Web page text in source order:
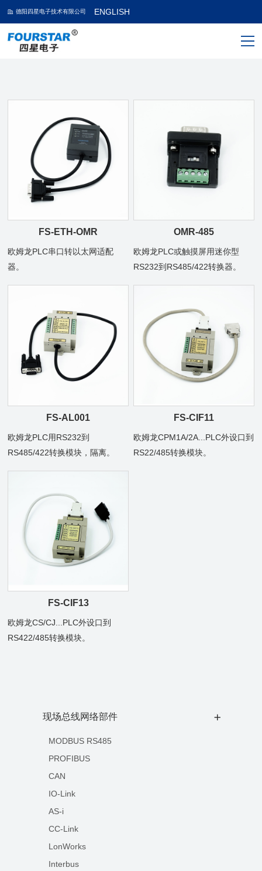
德阳四星电子技术有限公司 ENGLISH
现场总线网络部件 +
MODBUS RS485
PROFIBUS
CAN
IO-Link
AS-i
CC-Link
LonWorks
Interbus
FS-ETH-OMR
欧姆龙PLC串口转以太网适配
器。
OMR-485
欧姆龙PLC或触摸屏用迷你型
RS232到RS485/422转换器。
FS-AL001
欧姆龙PLC用RS232到
RS485/422转换模块，隔离。
FS-CIF11
欧姆龙CPM1A/2A...PLC外设口到
RS22/485转换模块。
FS-CIF13
欧姆龙CS/CJ...PLC外设口到
RS422/485转换模块。